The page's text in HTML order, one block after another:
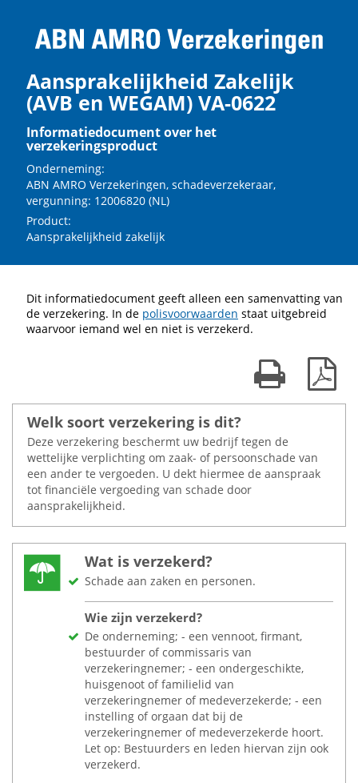
Aansprakelijkheid Zakelijk
(AVB en WEGAM) VA-0622
Informatiedocument over het
verzekeringsproduct
Onderneming:
ABN AMRO Verzekeringen, schadeverzekeraar,
vergunning: 12006820 (NL)
Product:
Aansprakelijkheid zakelijk
Dit informatiedocument geeft alleen een samenvatting van
de verzekering. In de polisvoorwaarden staat uitgebreid
waarvoor iemand wel en niet is verzekerd.
Print kaart
Welk soort verzekering is dit?
Deze verzekering beschermt uw bedrijf tegen de
wettelijke verplichting om zaak- of persoonschade van
een ander te vergoeden. U dekt hiermee de aanspraak
tot financiële vergoeding van schade door
aansprakelijkheid.
Wat is verzekerd?
Schade aan zaken en personen.
Wie zijn verzekerd?
De onderneming; - een vennoot, firmant,
bestuurder of commissaris van
verzekeringnemer; - een ondergeschikte,
huisgenoot of familielid van
verzekeringnemer of medeverzekerde; - een
instelling of orgaan dat bij de
verzekeringnemer of medeverzekerde hoort.
Let op: Bestuurders en leden hiervan zijn ook
verzekerd.